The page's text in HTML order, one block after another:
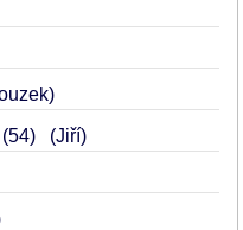
54 (Jiří)